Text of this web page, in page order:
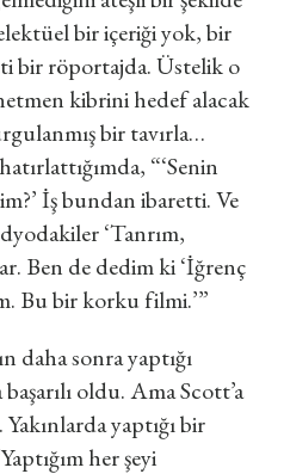
bir içeriği yok, bir
bir röportajda. Üstelik o
kibrini hedef alacak
bir tavırla…
“‘Senin
İş bundan ibaretti. Ve
‘Tanrım,
Ben de dedim ki ‘İğrenç
Bu bir korku filmi.’”
daha sonra yaptığı
oldu. Ama Scott’a
yaptığı bir
her şeyi